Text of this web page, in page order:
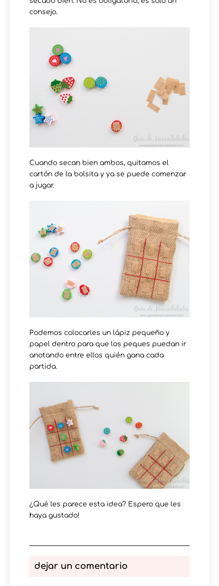
consejo.
Cuando secan bien ambos, quitamos el
cartón de la bolsita y ya se puede comenzar
a jugar.
Podemos colocarles un lápiz pequeño y
papel dentro para que los peques puedan ir
anotando entre ellos quién gana cada
partida.
¿Qué les parece esta idea? Espero que les
haya gustado!
dejar un comentario